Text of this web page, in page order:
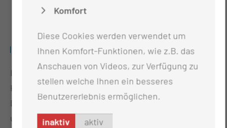
TREUHAND & TRANSFERSTELLE
In diesem Schwerpunkt werden die relevanten
Konzepte für das Datenmanagement, die
Datennutzung und den Datenzugriff entwickelt und
umgesetzt.
Komfort
Diese Cookies werden verwendet um
Ihnen Komfort-Funktionen, wie z.B. das
Anschauen von Videos, zur Verfügung zu
stellen welche Ihnen ein besseres
Benutzererlebnis ermöglichen.
inaktiv aktiv